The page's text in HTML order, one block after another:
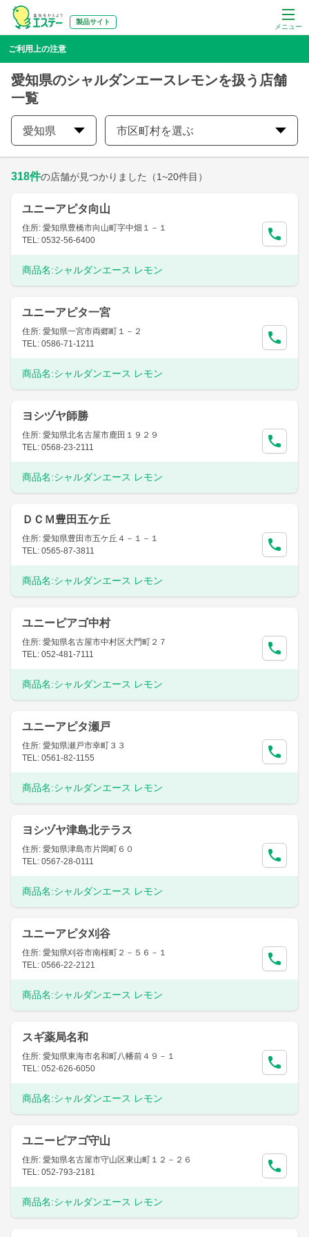
メニュー
製品サイト
ご利用上の注意
愛知県のシャルダンエースレモンを扱う店舗
一覧
愛知県 市区町村を選ぶ
318件の店舗が見つかりました （1~20件目）
ユニーアピタ向山
住所: 愛知県豊橋市向山町字中畑１－１
TEL: 0532-56-6400
商品名:シャルダンエース レモン
ユニーアピタ一宮
住所: 愛知県一宮市両郷町１－２
TEL: 0586-71-1211
商品名:シャルダンエース レモン
ヨシヅヤ師勝
住所: 愛知県北名古屋市鹿田１９２９
TEL: 0568-23-2111
商品名:シャルダンエース レモン
ＤＣＭ豊田五ケ丘
住所: 愛知県豊田市五ケ丘４－１－１
TEL: 0565-87-3811
商品名:シャルダンエース レモン
ユニーピアゴ中村
住所: 愛知県名古屋市中村区大門町２７
TEL: 052-481-7111
商品名:シャルダンエース レモン
ユニーアピタ瀬戸
住所: 愛知県瀬戸市幸町３３
TEL: 0561-82-1155
商品名:シャルダンエース レモン
ヨシヅヤ津島北テラス
住所: 愛知県津島市片岡町６０
TEL: 0567-28-0111
商品名:シャルダンエース レモン
ユニーアピタ刈谷
住所: 愛知県刈谷市南桜町２－５６－１
TEL: 0566-22-2121
商品名:シャルダンエース レモン
スギ薬局名和
住所: 愛知県東海市名和町八幡前４９－１
TEL: 052-626-6050
商品名:シャルダンエース レモン
ユニーピアゴ守山
住所: 愛知県名古屋市守山区東山町１２－２６
TEL: 052-793-2181
商品名:シャルダンエース レモン